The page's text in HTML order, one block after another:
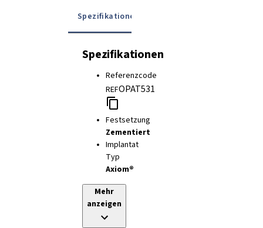
Spezifikationen
Spezifikationen
Referenzcode
REFOPAT531
Festsetzung
Zementiert
Implantat
Typ
Axiom®
Mehr
anzeigen